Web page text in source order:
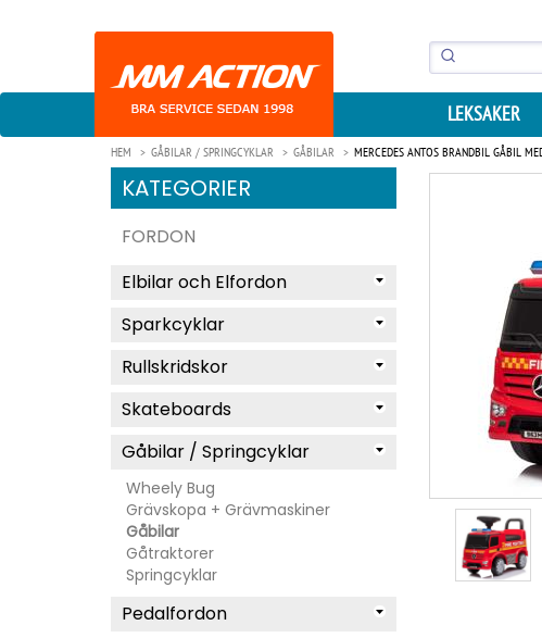
LEKSAKER
HEM GÅBILAR / SPRINGCYKLAR GÅBILAR MERCEDES ANTOS BRANDBIL GÅBIL
KATEGORIER
FORDON
Elbilar och Elfordon
Sparkcyklar
Rullskridskor
Skateboards
Gåbilar / Springcyklar
Wheely Bug
Grävskopa + Grävmaskiner
Gåbilar
Gåtraktorer
Springcyklar
Pedalfordon